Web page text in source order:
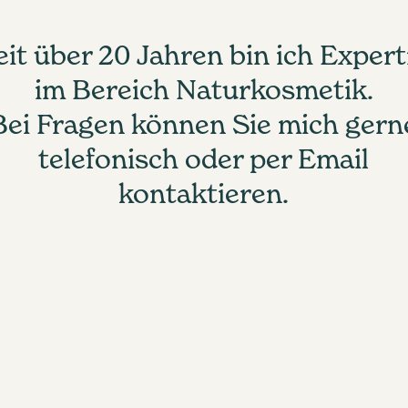
über 20 Jahren bin ich
im Bereich Naturkosmetik.
Fragen können Sie mich
telefonisch oder per Email
kontaktieren.